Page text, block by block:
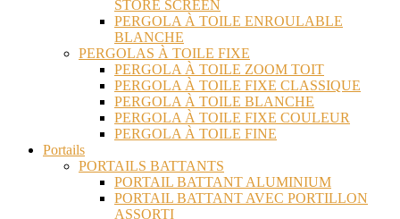
STORE SCREEN
PERGOLA À TOILE ENROULABLE
BLANCHE
PERGOLAS À TOILE FIXE
PERGOLA À TOILE ZOOM TOIT
PERGOLA À TOILE FIXE CLASSIQUE
PERGOLA À TOILE BLANCHE
PERGOLA À TOILE FIXE COULEUR
PERGOLA À TOILE FINE
Portails
PORTAILS BATTANTS
PORTAIL BATTANT ALUMINIUM
PORTAIL BATTANT AVEC PORTILLON
ASSORTI